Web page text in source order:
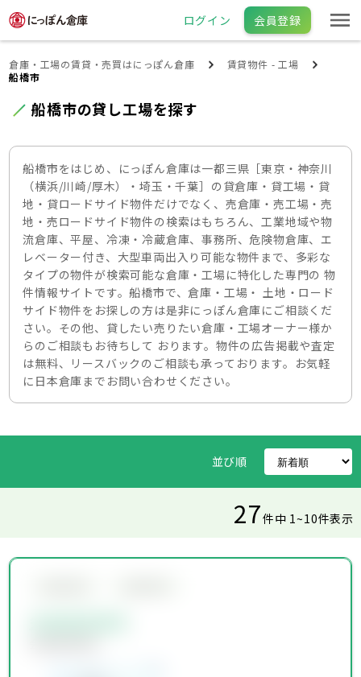
ログイン 会員登録
倉庫・工場の賃貸・売買はにっぽん倉庫
賃貸物件 - 工場
船橋市
船橋市の貸し工場を探す
船橋市をはじめ、にっぽん倉庫は一都三県［東京・神奈川
（横浜/川崎/厚木）・埼玉・千葉］の貸倉庫・貸工場・貸
地・貸ロードサイド物件だけでなく、売倉庫・売工場・売
地・売ロードサイド物件の検索はもちろん、工業地域や物
流倉庫、平屋、冷凍・冷蔵倉庫、事務所、危険物倉庫、エ
レベーター付き、大型車両出入り可能な物件まで、多彩な
タイプの物件が検索可能な倉庫・工場に特化した専門の 物
件情報サイトです。船橋市で、倉庫・工場・ 土地・ロード
サイド物件をお探しの方は是非にっぽん倉庫にご相談くだ
さい。その他、貸したい売りたい倉庫・工場オーナー様か
らのご相談もお待ちして おります。物件の広告掲載や査定
は無料、リースバックのご相談も承っております。お気軽
に日本倉庫までお問い合わせください。
並び順
27件中 1~10件表示